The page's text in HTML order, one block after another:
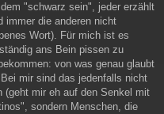
"schwarz sein", jeder erzählt
immer die anderen nicht
Wort). Für mich ist es
ans Bein pissen zu
von was genau glaubt
mir sind das jedenfalls nicht
(geht mir eh auf den Senkel mit
sondern Menschen, die